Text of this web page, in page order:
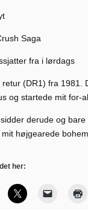
Saga
fra i lørdags
retur (DR1) fra 1981.
og startede mit for-
derude og bare
højgearede
her: